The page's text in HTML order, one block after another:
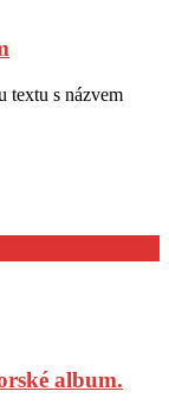
textu s názvem
album.